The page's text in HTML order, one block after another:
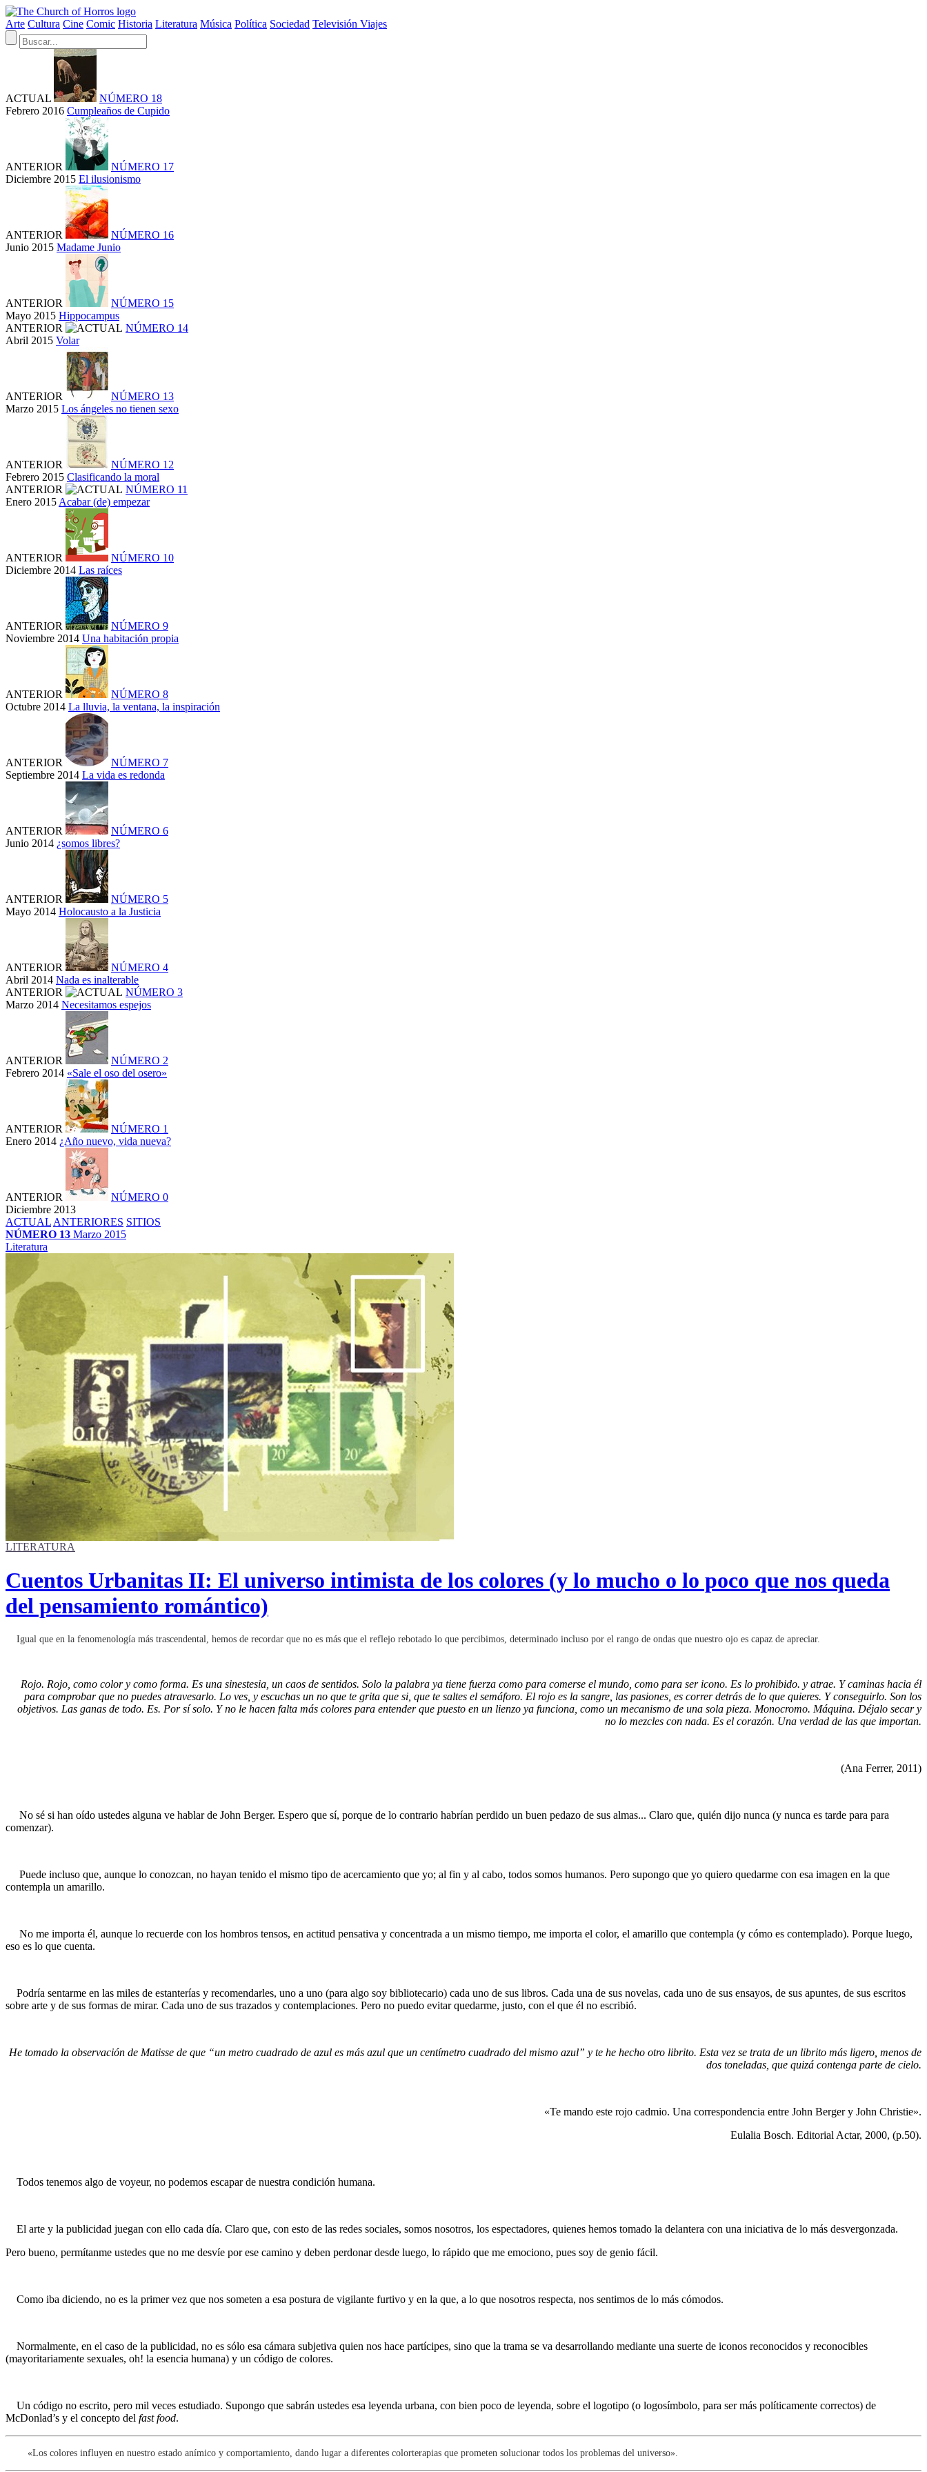
Arte Cultura Cine Comic Historia Literatura Música Política Sociedad Televisión Viajes
ACTUAL
NÚMERO 18
Febrero 2016 Cumpleaños de Cupido
ANTERIOR
NÚMERO 17
Diciembre 2015 El ilusionismo
ANTERIOR
NÚMERO 16
Junio 2015 Madame Junio
ANTERIOR
NÚMERO 15
Mayo 2015 Hippocampus
ANTERIOR
NÚMERO 14
Abril 2015 Volar
ANTERIOR
NÚMERO 13
Marzo 2015 Los ángeles no tienen sexo
ANTERIOR
NÚMERO 12
Febrero 2015 Clasificando la moral
ANTERIOR
NÚMERO 11
Enero 2015 Acabar (de) empezar
ANTERIOR
NÚMERO 10
Diciembre 2014 Las raíces
ANTERIOR
NÚMERO 9
Noviembre 2014 Una habitación propia
ANTERIOR
NÚMERO 8
Octubre 2014 La lluvia, la ventana, la inspiración
ANTERIOR
NÚMERO 7
Septiembre 2014 La vida es redonda
ANTERIOR
NÚMERO 6
Junio 2014 ¿somos libres?
ANTERIOR
NÚMERO 5
Mayo 2014 Holocausto a la Justicia
ANTERIOR
NÚMERO 4
Abril 2014 Nada es inalterable
ANTERIOR
NÚMERO 3
Marzo 2014 Necesitamos espejos
ANTERIOR
NÚMERO 2
Febrero 2014 «Sale el oso del osero»
ANTERIOR
NÚMERO 1
Enero 2014 ¿Año nuevo, vida nueva?
ANTERIOR
NÚMERO 0
Diciembre 2013
ACTUAL ANTERIORES SITIOS
NÚMERO 13 Marzo 2015
Literatura
LITERATURA
Cuentos Urbanitas II: El universo intimista de los colores (y lo mucho o lo poco que nos queda
del pensamiento romántico)
Igual que en la fenomenología más trascendental, hemos de recordar que no es más que el reflejo rebotado lo que percibimos, determinado incluso por el rango de ondas que nuestro ojo es capaz de apreciar.
Rojo. Rojo, como color y como forma. Es una sinestesia, un caos de sentidos. Solo la palabra ya tiene fuerza como para comerse el mundo, como para ser icono. Es lo prohibido. y atrae. Y caminas hacia él
para comprobar que no puedes atravesarlo. Lo ves, y escuchas un no que te grita que si, que te saltes el semáforo. El rojo es la sangre, las pasiones, es correr detrás de lo que quieres. Y conseguirlo. Son los
objetivos. Las ganas de todo. Es. Por sí solo. Y no le hacen falta más colores para entender que puesto en un lienzo ya funciona, como un mecanismo de una sola pieza. Monocromo. Máquina. Déjalo secar y
no lo mezcles con nada. Es el corazón. Una verdad de las que importan.
(Ana Ferrer, 2011)
No sé si han oído ustedes alguna ve hablar de John Berger. Espero que sí, porque de lo contrario habrían perdido un buen pedazo de sus almas... Claro que, quién dijo nunca (y nunca es tarde para para
comenzar).
Puede incluso que, aunque lo conozcan, no hayan tenido el mismo tipo de acercamiento que yo; al fin y al cabo, todos somos humanos. Pero supongo que yo quiero quedarme con esa imagen en la que
contempla un amarillo.
No me importa él, aunque lo recuerde con los hombros tensos, en actitud pensativa y concentrada a un mismo tiempo, me importa el color, el amarillo que contempla (y cómo es contemplado). Porque luego,
eso es lo que cuenta.
Podría sentarme en las miles de estanterías y recomendarles, uno a uno (para algo soy bibliotecario) cada uno de sus libros. Cada una de sus novelas, cada uno de sus ensayos, de sus apuntes, de sus escritos
sobre arte y de sus formas de mirar. Cada uno de sus trazados y contemplaciones. Pero no puedo evitar quedarme, justo, con el que él no escribió.
He tomado la observación de Matisse de que “un metro cuadrado de azul es más azul que un centímetro cuadrado del mismo azul” y te he hecho otro librito. Esta vez se trata de un librito más ligero, menos de
dos toneladas, que quizá contenga parte de cielo.
«Te mando este rojo cadmio. Una correspondencia entre John Berger y John Christie».
Eulalia Bosch. Editorial Actar, 2000, (p.50).
Todos tenemos algo de voyeur, no podemos escapar de nuestra condición humana.
El arte y la publicidad juegan con ello cada día. Claro que, con esto de las redes sociales, somos nosotros, los espectadores, quienes hemos tomado la delantera con una iniciativa de lo más desvergonzada.
Pero bueno, permítanme ustedes que no me desvíe por ese camino y deben perdonar desde luego, lo rápido que me emociono, pues soy de genio fácil.
Como iba diciendo, no es la primer vez que nos someten a esa postura de vigilante furtivo y en la que, a lo que nosotros respecta, nos sentimos de lo más cómodos.
Normalmente, en el caso de la publicidad, no es sólo esa cámara subjetiva quien nos hace partícipes, sino que la trama se va desarrollando mediante una suerte de iconos reconocidos y reconocibles
(mayoritariamente sexuales, oh! la esencia humana) y un código de colores.
Un código no escrito, pero mil veces estudiado. Supongo que sabrán ustedes esa leyenda urbana, con bien poco de leyenda, sobre el logotipo (o logosímbolo, para ser más políticamente correctos) de
McDonlad’s y el concepto del fast food.
«Los colores influyen en nuestro estado anímico y comportamiento, dando lugar a diferentes colorterapias que prometen solucionar todos los problemas del universo».